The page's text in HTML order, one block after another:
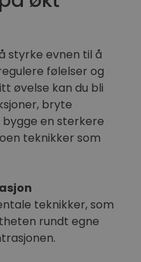
styrke evnen til å
følelser og
øvelse kan du bli
bryte
en sterkere
teknikker som
teknikker, som
rundt egne